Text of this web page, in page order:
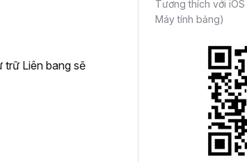
trữ Liên bang sẽ
Tương thích với
Máy tính bảng)